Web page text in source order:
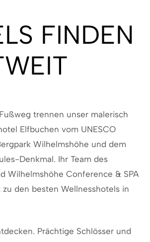
FINDEN
trennen unser malerisch
Elfbuchen vom UNESCO
Wilhelmshöhe und dem
Denkmal. Ihr Team des
Wilhelmshöhe Conference & SPA
den besten Wellnesshotels in
Prächtige Schlösser und